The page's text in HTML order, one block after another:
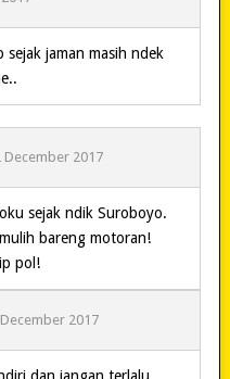
sejak jaman masih ndek
December 2017
sejak ndik Suroboyo.
bareng motoran!
pol!
2017